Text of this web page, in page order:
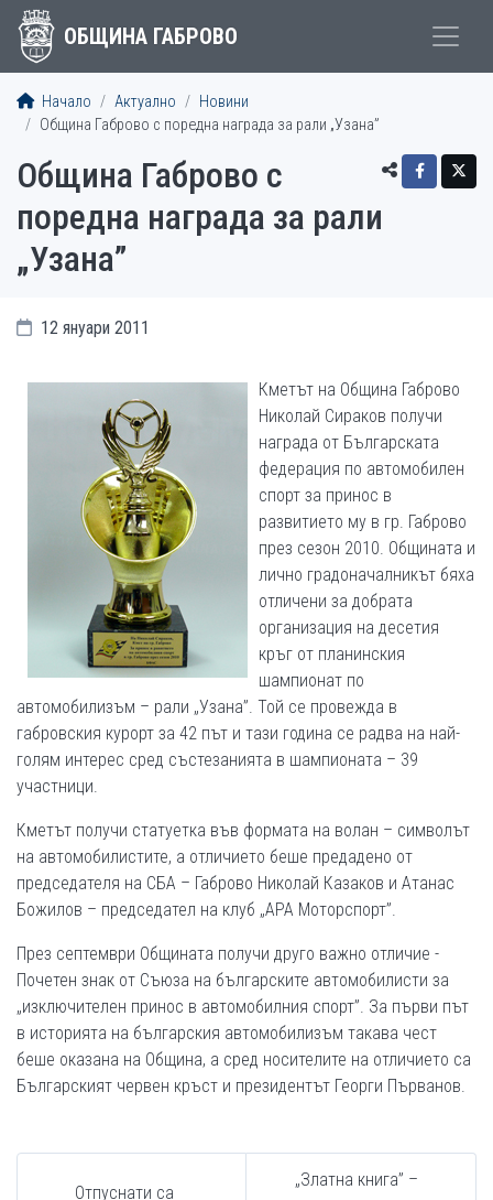
ОБЩИНА ГАБРОВО
Начало Актуално
Новини
Община Габрово с поредна награда за рали „Узана”
Община Габрово с
поредна награда за рали
„Узана”
12 януари 2011
Кметът на Община Габрово
Николай Сираков получи
награда от Българската
федерация по автомобилен
спорт за принос в
развитието му в гр. Габрово
през сезон 2010. Общината и
лично градоначалникът бяха
отличени за добрата
организация на десетия
кръг от планинския
шампионат по
автомобилизъм – рали „Узана”. Той се провежда в
габровския курорт за 42 път и тази година се радва на най-
голям интерес сред състезанията в шампионата – 39
участници.
Кметът получи статуетка във формата на волан – символът
на автомобилистите, а отличието беше предадено от
председателя на СБА – Габрово Николай Казаков и Атанас
Божилов – председател на клуб „АРА Моторспорт”.
През септември Общината получи друго важно отличие -
Почетен знак от Съюза на българските автомобилисти за
„изключителен принос в автомобилния спорт”. За първи път
в историята на българския автомобилизъм такава чест
беше оказана на Oбщина, а сред носителите на отличието са
Българският червен кръст и президентът Георги Първанов.
Отпуснати са
„Златна книга” –